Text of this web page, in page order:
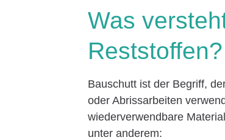
Was
Reststoffen?
Bauschutt ist der Begriff,
oder Abrissarbeiten
wiederverwendbare
unter anderem: